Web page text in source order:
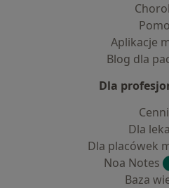
Aplikacje
Blog dla
Dla
Dla
Dla placówek
Noa Notes
Baza